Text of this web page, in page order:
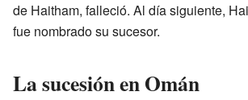
de Haitham, falleció. Al día siguiente,
fue nombrado su sucesor.
La sucesión en Omán